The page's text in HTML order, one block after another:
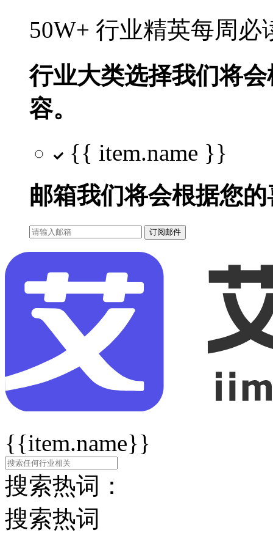
50W+ 行业精英每周
行业大类选择我们将
容。
{{ item.name }}
邮箱我们将会根据您
订阅邮件
{{item.name}}
搜索热词：
搜索热词